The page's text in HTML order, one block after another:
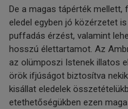
De a magas tápérték
eledel egyben jó közérzetet
puffadás érzést, valamint
hosszú élettartamot. Az
az olümposzi Istenek illatos
örök ifjúságot biztosítva
kisállat eledelek
etethetőségükben ezen